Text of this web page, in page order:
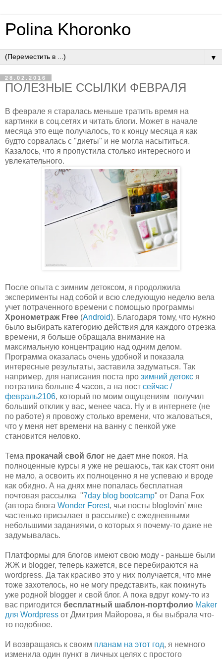
Polina Khoronko
▼
28.02.2016
ПОЛЕЗНЫЕ ССЫЛКИ ФЕВРАЛЯ
В феврале я старалась меньше тратить время на
картинки в соц.сетях и читать блоги. Может в начале
месяца это еще получалось, то к концу месяца я как
будто сорвалась с "диеты" и не могла насытиться.
Казалось, что я пропустила столько интересного и
увлекательного.
После опыта с зимним детоксом, я продолжила
эксперименты над собой и всю следующую неделю вела
учет потраченного времени с помощью программы
Хронометраж Free (Android). Благодаря тому, что нужно
было выбирать категорию действия для каждого отрезка
времени, я больше обращала внимание на
максимальную концентрацию над одним делом.
Программа оказалась очень удобной и показала
интересные результаты, заставила задуматься. Так
например, для написания поста про зимний детокс я
потратила больше 4 часов, а на пост сейчас /
февраль2106, который по моим ощущениям получил
больший отклик у вас, менее часа. Ну и в интернете (не
по работе) я провожу столько времени, что жаловаться,
что у меня нет времени на ванну с пенкой уже
становится неловко.
Тема прокачай свой блог не дает мне покоя. На
полноценные курсы я уже не решаюсь, так как стоят они
не мало, а освоить их полноценно я не успеваю и вроде
как обидно. А на днях мне попалась бесплатная
почтовая рассылка "7day blog bootcamp" от Dana Fox
(автора блога Wonder Forest, чьи посты bloglovin' мне
частенько присылает в рассылке) с ежедневными
небольшими заданиями, о которых я почему-то даже не
задумывалась.
Платформы для блогов имеют свою моду - раньше были
ЖЖ и blogger, теперь кажется, все перебираются на
wordpress. Да так красиво это у них получается, что мне
тоже захотелось, но не могу представить, как покинуть
уже родной blogger и свой блог. А пока вдруг кому-то из
вас пригодится бесплатный шаблон-портфолио Maker
для Wordpress от Дмитрия Майорова, я бы выбрала что-
то подобное.
И возвращаясь к своим планам на этот год, я немного
изменила один пункт в личных целях с простого